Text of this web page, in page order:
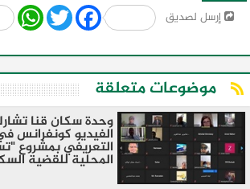
إرسل لصديق WhatsApp
Twitter Facebook
موضوعات متعلقة
وحدة سكان قنا
الفيديو كونفرانس
التعريفي بمشروع
المحلية للقضية